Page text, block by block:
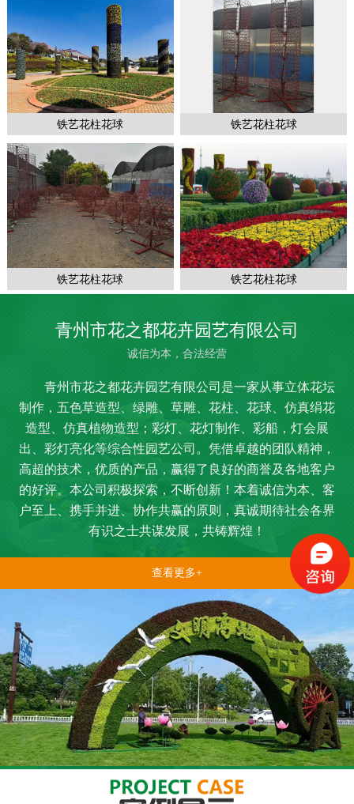
1
铁艺花柱花球 铁艺花柱花球
铁艺花柱花球 铁艺花柱花球
青州市花之都花卉园艺有限公司
诚信为本，合法经营
青州市花之都花卉园艺有限公司是一家从事立体花坛
制作，五色草造型、绿雕、草雕、花柱、花球、仿真绢花
造型、仿真植物造型；彩灯、花灯制作、彩船，灯会展
出、彩灯亮化等综合性园艺公司。凭借卓越的团队精神，
高超的技术，优质的产品，赢得了良好的商誉及各地客户
的好评。本公司积极探索，不断创新！本着诚信为本、客
户至上、携手并进、协作共赢的原则，真诚期待社会各界
有识之士共谋发展，共铸辉煌！
查看更多+